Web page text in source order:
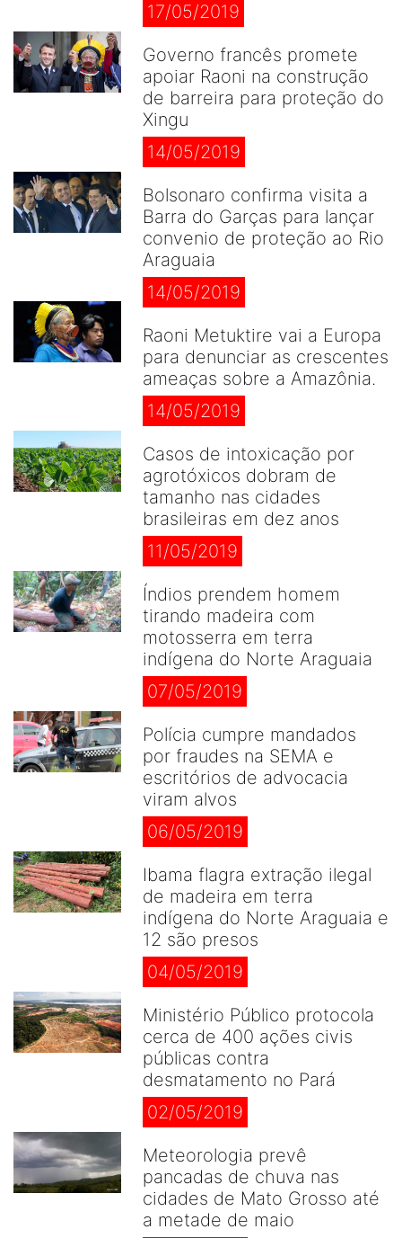
17/05/2019
Governo francês promete
apoiar Raoni na construção
de barreira para proteção do
Xingu
14/05/2019
Bolsonaro confirma visita a
Barra do Garças para lançar
convenio de proteção ao Rio
Araguaia
14/05/2019
Raoni Metuktire vai a Europa
para denunciar as crescentes
ameaças sobre a Amazônia.
14/05/2019
Casos de intoxicação por
agrotóxicos dobram de
tamanho nas cidades
brasileiras em dez anos
11/05/2019
Índios prendem homem
tirando madeira com
motosserra em terra
indígena do Norte Araguaia
07/05/2019
Polícia cumpre mandados
por fraudes na SEMA e
escritórios de advocacia
viram alvos
06/05/2019
Ibama flagra extração ilegal
de madeira em terra
indígena do Norte Araguaia e
12 são presos
04/05/2019
Ministério Público protocola
cerca de 400 ações civis
públicas contra
desmatamento no Pará
02/05/2019
Meteorologia prevê
pancadas de chuva nas
cidades de Mato Grosso até
a metade de maio